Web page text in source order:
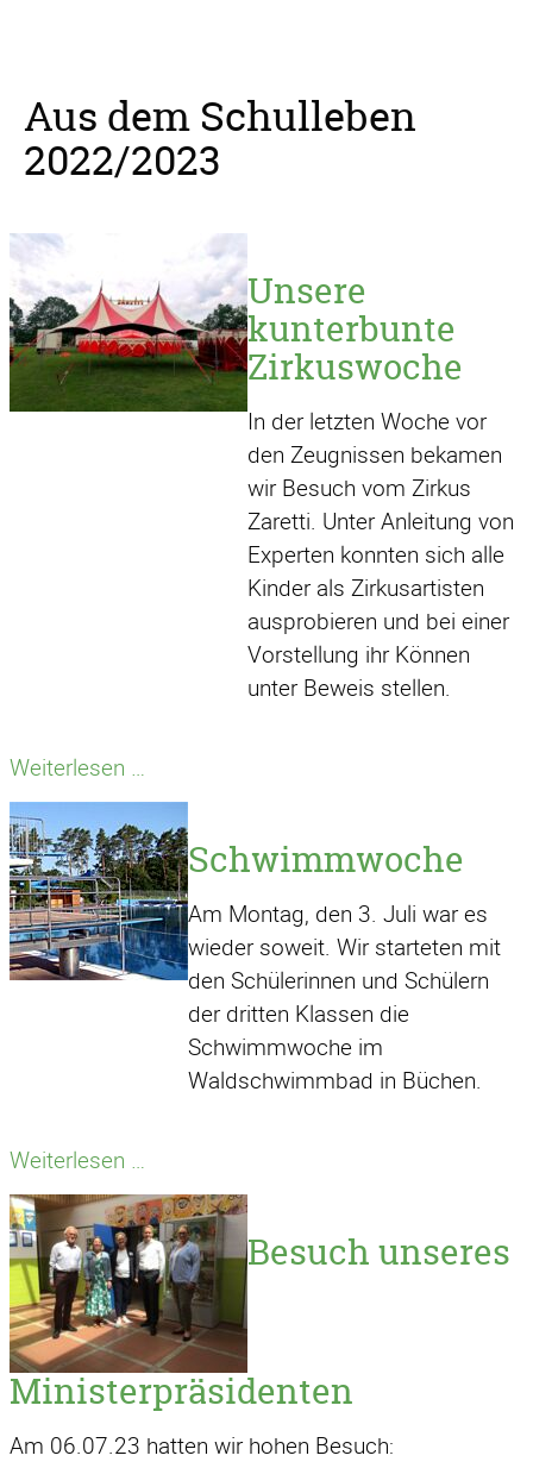
Aus dem Schulleben
2022/2023
Unsere
kunterbunte
Zirkuswoche
In der letzten Woche vor
den Zeugnissen bekamen
wir Besuch vom Zirkus
Zaretti. Unter Anleitung von
Experten konnten sich alle
Kinder als Zirkusartisten
ausprobieren und bei einer
Vorstellung ihr Können
unter Beweis stellen.
Weiterlesen …
kunterbunte
Zirkuswoche
Schwimmwoche
Am Montag, den 3. Juli war es
wieder soweit. Wir starteten mit
den Schülerinnen und Schülern
der dritten Klassen die
Schwimmwoche im
Waldschwimmbad in Büchen.
Weiterlesen …
Besuch unseres
Ministerpräsidenten
Am 06.07.23 hatten wir hohen Besuch: